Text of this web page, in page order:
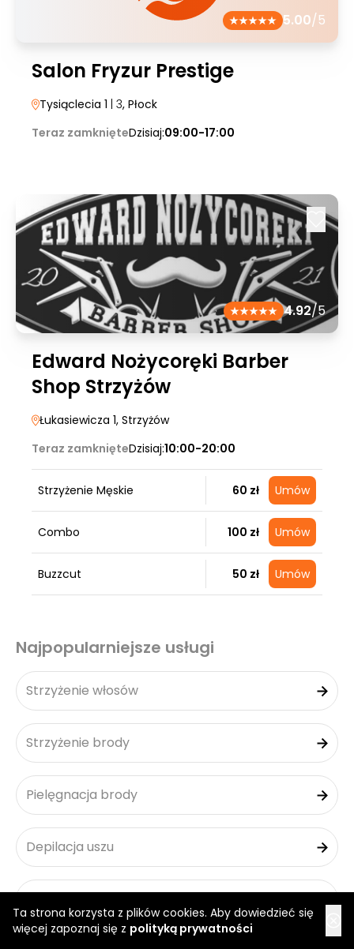
Ta strona korzysta z plików cookies. Aby dowiedzieć się
więcej zapoznaj się z polityką prywatności
5.00/5
Salon Fryzur Prestige
Tysiąclecia 1 | 3, Płock
Teraz zamknięteDzisiaj:09:00-17:00
4.92/5
Edward Nożycoręki Barber
Shop Strzyżów
Łukasiewicza 1, Strzyżów
Teraz zamknięteDzisiaj:10:00-20:00
Strzyżenie Męskie 60 zł Umów
Combo 100 zł Umów
Buzzcut 50 zł Umów
Najpopularniejsze usługi
Strzyżenie włosów
Strzyżenie brody
Pielęgnacja brody
Depilacja uszu